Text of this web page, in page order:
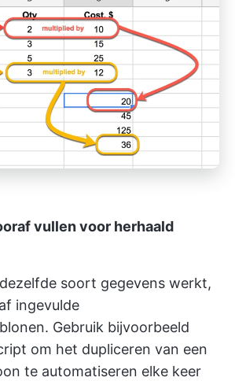
vullen voor herhaald
soort gegevens werkt,
ingevulde
Gebruik bijvoorbeeld
om het dupliceren van een
te automatiseren elke keer